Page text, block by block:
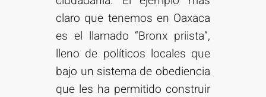
claro que tenemos en Oaxaca
es el llamado “Bronx priista”,
lleno de políticos locales que
bajo un sistema de obediencia
que les ha permitido construir